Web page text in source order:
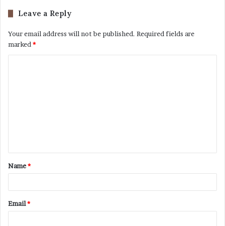
Leave a Reply
Your email address will not be published. Required fields are
marked *
Name*
Email*